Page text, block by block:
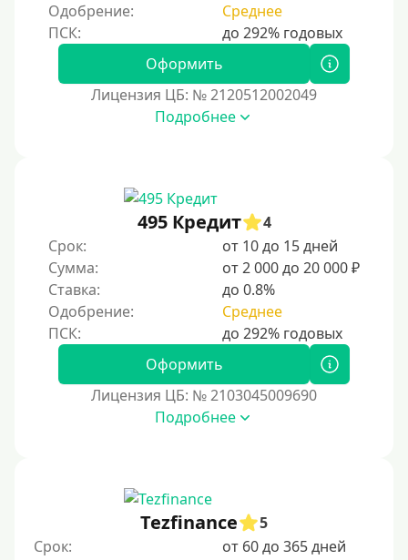
Одобрение:
Среднее
Оформить
Лицензия ЦБ: № 2120512002049
Подробнее
495 Кредит
4
Срок:
от 10 до 15 дней
Сумма:
от 2 000 до 20 000 ₽
Ставка:
до 0.8%
Одобрение:
Среднее
Оформить
Лицензия ЦБ: № 2103045009690
Подробнее
Tezfinance
5
Срок:
от 60 до 365 дней